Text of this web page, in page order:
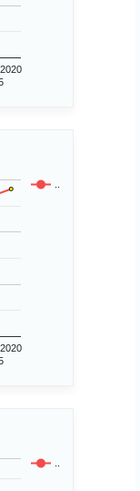
2020
..
2020
..